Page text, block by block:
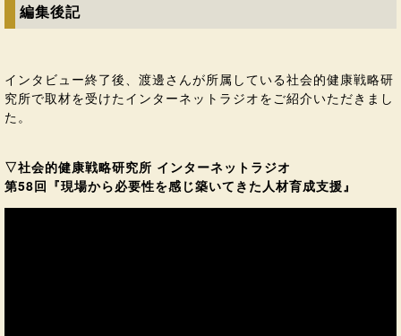
編集後記
インタビュー終了後、渡邊さんが所属している社会的健康戦略研
究所で取材を受けたインターネットラジオをご紹介いただきまし
た。
▽社会的健康戦略研究所 インターネットラジオ
第58回『現場から必要性を感じ築いてきた人材育成支援』